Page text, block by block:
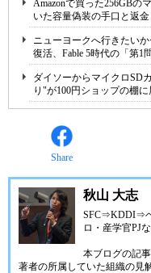
Amazonで買った256GBの
いた容量偽装の手口と返
ニューヨークへ行きたい
復活、Fable 5時代の「第1
ダイソーからマイクロSD
り"が100円ショップの棚
Share
秋山 大志
SFC⇒KDDI⇒
ロ・産学官PJな
本ブログの記
著者の所属していた組織の見